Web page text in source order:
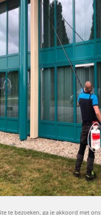
te bezoeken, ga je akkoord met ons